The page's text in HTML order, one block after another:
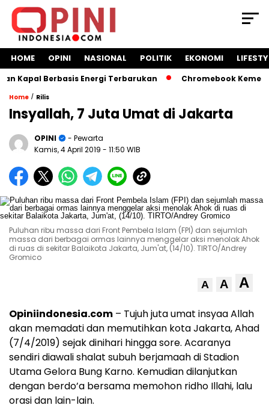
HOME OPINI NASIONAL POLITIK EKONOMI
Kapal Berbasis Energi Terbarukan Chromebook
Home / Rilis
Insyallah, 7 Juta Umat di Jakarta
OPINI
- Pewarta
Kamis, 4 April 2019 - 11:50 WIB
Puluhan ribu massa dari Front Pembela Islam (FPI) dan sejumlah
massa dari berbagai ormas lainnya menggelar aksi menolak Ahok
di ruas di sekitar Balaikota Jakarta, Jum'at, (14/10). TIRTO/Andrey
Gromico
A A A
Opiniindonesia.com – Tujuh juta umat insyaa Allah
akan memadati dan memutihkan kota Jakarta, Ahad
(7/4/2019) sejak dinihari hingga sore. Acaranya
sendiri diawali shalat subuh berjamaah di Stadion
Utama Gelora Bung Karno. Kemudian dilanjutkan
dengan berdo’a bersama memohon ridho Illahi, lalu
orasi dan lain-lain.